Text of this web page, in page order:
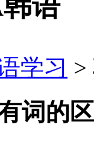
韩语
学习 >
词的